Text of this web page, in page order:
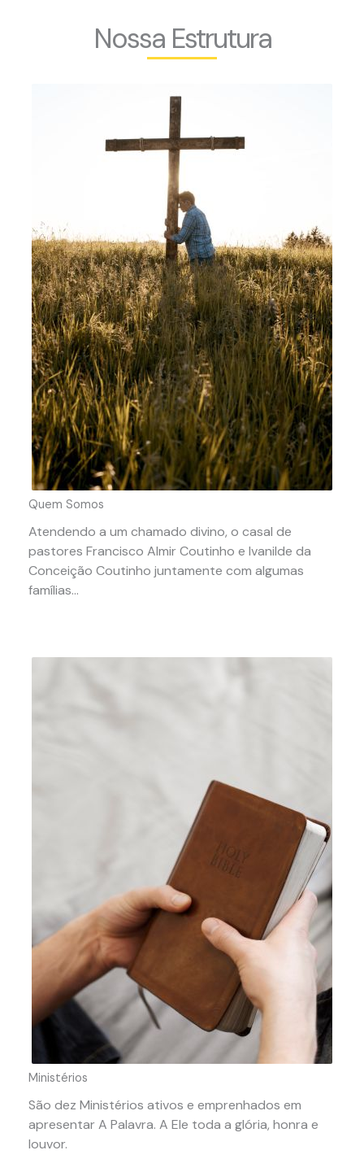
Nossa Estrutura
Quem Somos
Atendendo a um chamado divino, o casal de
pastores Francisco Almir Coutinho e Ivanilde da
Conceição Coutinho juntamente com algumas
famílias...
Ministérios
São dez Ministérios ativos e emprenhados em
apresentar A Palavra. A Ele toda a glória, honra e
louvor.